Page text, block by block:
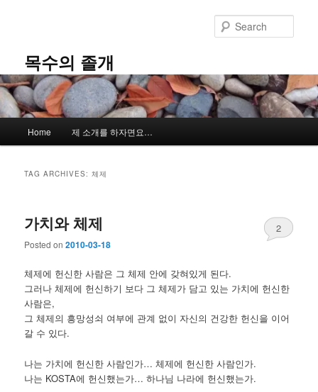
content
content목수의 졸개
Home 제 소개를 하자면요…
TAG ARCHIVES:체제
가치와 체제
Posted on2010-03-18
2
체제에 헌신한 사람은 그 체제 안에 갖혀있게 된다.
그러나 체제에 헌신하기 보다 그 체제가 담고 있는 가치에 헌신한
사람은,
그 체제의 흥망성쇠 여부에 관계 없이 자신의 건강한 헌신을 이어
갈 수 있다.
나는 가치에 헌신한 사람인가… 체제에 헌신한 사람인가.
나는 KOSTA에 헌신했는가… 하나님 나라에 헌신했는가.